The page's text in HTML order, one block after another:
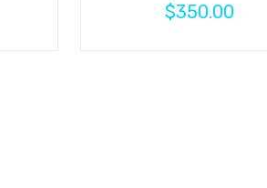
$350.00